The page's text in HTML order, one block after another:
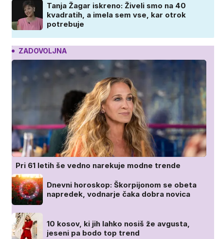
Tanja Žagar iskreno: Živeli smo na 40
kvadratih, a imela sem vse, kar otrok
potrebuje
ZADOVOLJNA
Pri 61 letih še vedno narekuje modne trende
Dnevni horoskop: Škorpijonom se obeta
napredek, vodnarje čaka dobra novica
10 kosov, ki jih lahko nosiš že avgusta,
jeseni pa bodo top trend